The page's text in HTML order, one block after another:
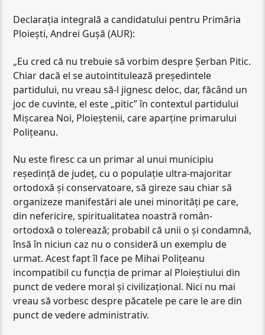
Declarația integrală a candidatului pentru Primăria
Ploiești, Andrei Gușă (AUR):
„Eu cred că nu trebuie să vorbim despre Șerban Pitic.
Chiar dacă el se autointitulează președintele
partidului, nu vreau să-l jignesc deloc, dar, făcând un
joc de cuvinte, el este „pitic” în contextul partidului
Mișcarea Noi, Ploieștenii, care aparține primarului
Polițeanu.
Nu este firesc ca un primar al unui municipiu
reședință de județ, cu o populație ultra-majoritar
ortodoxă și conservatoare, să gireze sau chiar să
organizeze manifestări ale unei minorități pe care,
din nefericire, spiritualitatea noastră român-
ortodoxă o tolerează; probabil că unii o și condamnă,
însă în niciun caz nu o consideră un exemplu de
urmat. Acest fapt îl face pe Mihai Polițeanu
incompatibil cu funcția de primar al Ploieștiului din
punct de vedere moral și civilizațional. Nici nu mai
vreau să vorbesc despre păcatele pe care le are din
punct de vedere administrativ.